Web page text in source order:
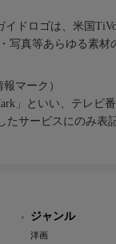
ドロゴは、米国
写真等あらゆる素材
マーク）
」といい、テレビ
たサービスにのみ表
ジャンル
洋画